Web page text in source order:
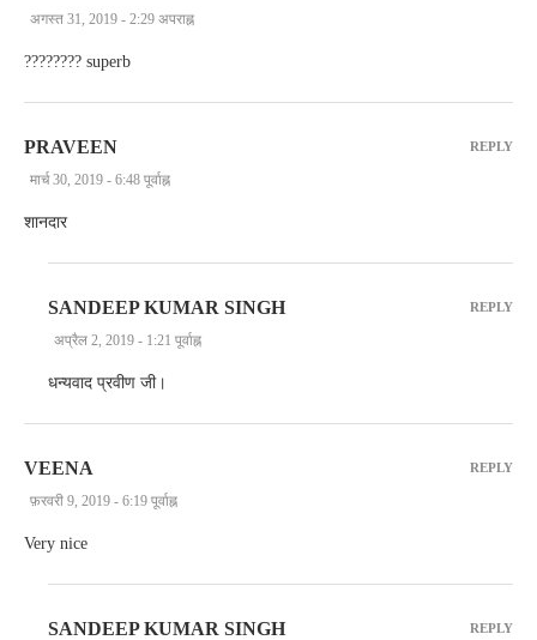
अगस्त 31, 2019 - 2:29 अपराह्न
???????? superb
PRAVEEN
मार्च 30, 2019 - 6:48 पूर्वाह्न
शानदार
REPLY
SANDEEP KUMAR SINGH
अप्रैल 2, 2019 - 1:21 पूर्वाह्न
धन्यवाद प्रवीण जी।
REPLY
VEENA
फ़रवरी 9, 2019 - 6:19 पूर्वाह्न
Very nice
REPLY
SANDEEP KUMAR SINGH REPLY